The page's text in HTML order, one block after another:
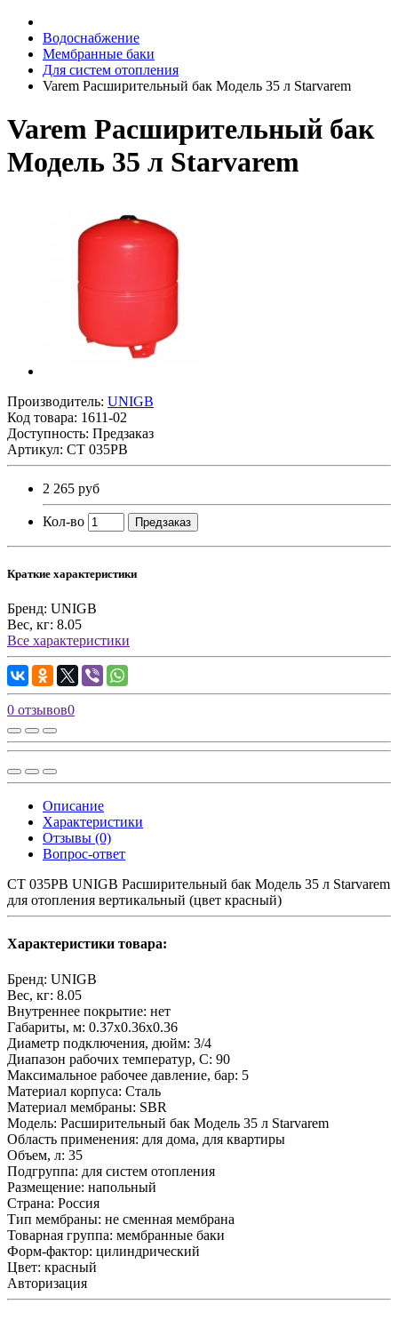
Водоснабжение
Мембранные баки
Для систем отопления
Varem Расширительный бак Модель 35 л Starvarem
Varem Расширительный бак
Модель 35 л Starvarem
Производитель: UNIGB
Код товара: 1611-02
Доступность: Предзаказ
Артикул: СТ 035PB
2 265 руб
Кол-во Предзаказ
Краткие характеристики
Бренд: UNIGB
Вес, кг: 8.05
Все характеристики
0 отзывов0
Описание
Характеристики
Отзывы (0)
Вопрос-ответ
СТ 035PB UNIGB Расширительный бак Модель 35 л Starvarem
для отопления вертикальный (цвет красный)
Характеристики товара:
Бренд: UNIGB
Вес, кг: 8.05
Внутреннее покрытие: нет
Габариты, м: 0.37x0.36x0.36
Диаметр подключения, дюйм: 3/4
Диапазон рабочих температур, С: 90
Максимальное рабочее давление, бар: 5
Материал корпуса: Сталь
Материал мембраны: SBR
Модель: Расширительный бак Модель 35 л Starvarem
Область применения: для дома, для квартиры
Объем, л: 35
Подгруппа: для систем отопления
Размещение: напольный
Страна: Россия
Тип мембраны: не сменная мембрана
Товарная группа: мембранные баки
Форм-фактор: цилиндрический
Цвет: красный
Авторизация